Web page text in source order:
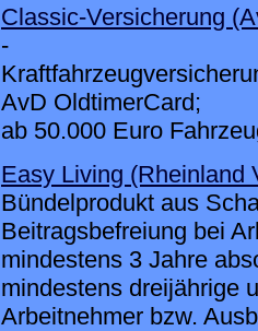
Classic-Versicherung
-
AvD OldtimerCard;
ab 50.000 Euro
Easy Living (Rheinland
Bündelprodukt aus
Beitragsbefreiung bei
mindestens 3 Jahre
mindestens dreijährige
Arbeitnehmer bzw.